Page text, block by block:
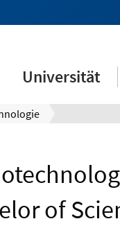
Universität
of